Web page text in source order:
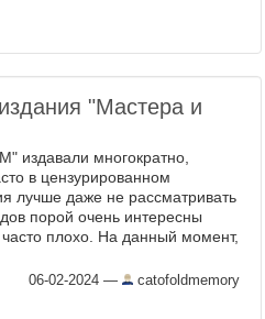
"Мастера и
издавали многократно,
в цензурированном
лучше даже не рассматривать
порой очень интересны
плохо. На данный момент,
06-02-2024 — catofoldmemory